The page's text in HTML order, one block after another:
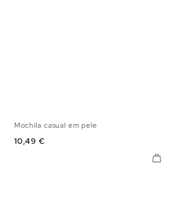
Mochila casual em pele
Preço
10,49 €